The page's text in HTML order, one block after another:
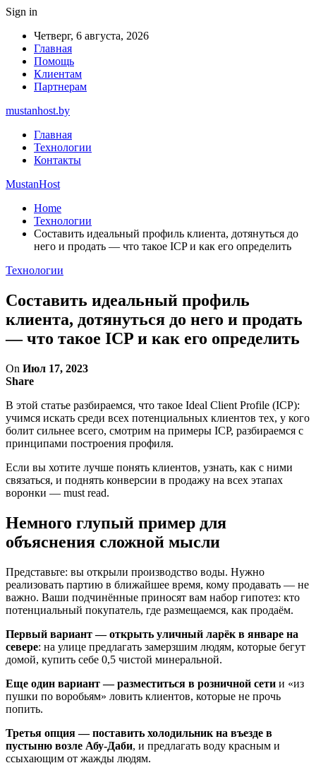
Sign in
Четверг, 6 августа, 2026
Главная
Помощь
Клиентам
Партнерам
mustanhost.by
Главная
Технологии
Контакты
MustanHost
Home
Технологии
Cоставить идеальный профиль клиента, дотянуться до
него и продать — что такое ICP и как его определить
Технологии
Cоставить идеальный профиль
клиента, дотянуться до него и продать
— что такое ICP и как его определить
On Июл 17, 2023
Share
В этой статье разбираемся, что такое Ideal Client Profile (ICP):
учимся искать среди всех потенциальных клиентов тех, у кого
болит сильнее всего, смотрим на примеры ICP, разбираемся с
принципами построения профиля.
Если вы хотите лучше понять клиентов, узнать, как с ними
связаться, и поднять конверсии в продажу на всех этапах
воронки — must read.
Немного глупый пример для
объяснения сложной мысли
Представьте: вы открыли производство воды. Нужно
реализовать партию в ближайшее время, кому продавать — не
важно. Ваши подчинённые приносят вам набор гипотез: кто
потенциальный покупатель, где размещаемся, как продаём.
Первый вариант — открыть уличный ларёк в январе на
севере: на улице предлагать замерзшим людям, которые бегут
домой, купить себе 0,5 чистой минеральной.
Еще один вариант — разместиться в розничной сети и «из
пушки по воробьям» ловить клиентов, которые не прочь
попить.
Третья опция — поставить холодильник на въезде в
пустыню возле Абу-Даби, и предлагать воду красным и
ссыхающим от жажды людям.